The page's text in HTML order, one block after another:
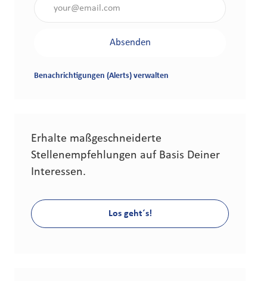
Absenden
Benachrichtigungen (Alerts) verwalten
Erhalte maßgeschneiderte
Stellenempfehlungen auf Basis Deiner
Interessen.
Los geht´s!